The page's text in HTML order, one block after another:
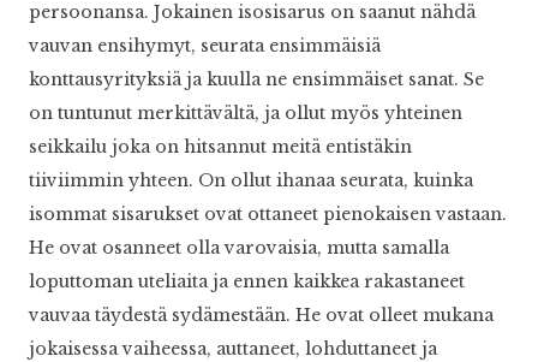
persoonansa. Jokainen isosisarus on saanut nähdä
vauvan ensihymyt, seurata ensimmäisiä
konttausyrityksiä ja kuulla ne ensimmäiset sanat. Se
on tuntunut merkittävältä, ja ollut myös yhteinen
seikkailu joka on hitsannut meitä entistäkin
tiiviimmin yhteen. On ollut ihanaa seurata, kuinka
isommat sisarukset ovat ottaneet pienokaisen vastaan.
He ovat osanneet olla varovaisia, mutta samalla
loputtoman uteliaita ja ennen kaikkea rakastaneet
vauvaa täydestä sydämestään. He ovat olleet mukana
jokaisessa vaiheessa, auttaneet, lohduttaneet ja